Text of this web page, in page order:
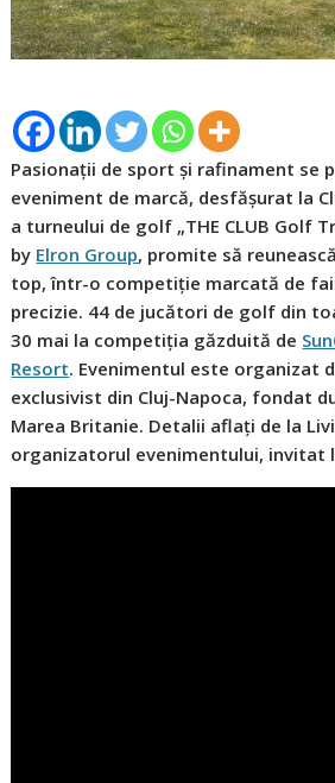
Pasionații de sport și rafinament se
eveniment de marcă, desfășurat la
a turneului de golf „THE CLUB Golf
by Elron Group, promite să
top, într-o competiție marcată de
precizie. 44 de jucători de golf din
30 mai la competiția găzduită de
Resort. Evenimentul este organizat
exclusivist din Cluj-Napoca, fondat
Marea Britanie. Detalii aflați de la
organizatorul evenimentului, invitat